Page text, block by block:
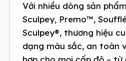
Với nhiều dòng sản
Sculpey, Premo™,
Sculpey®, thương hiệu
dạng màu sắc, an toàn